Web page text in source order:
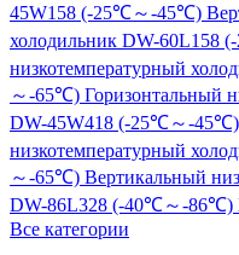
45W158 (-25℃～-45℃)
холодильник DW-60L158
низкотемпературный
～-65℃) Горизонтальный
DW-45W418 (-25℃～-45℃)
низкотемпературный
～-65℃) Вертикальный
DW-86L328 (-40℃～-86℃)
Все категории